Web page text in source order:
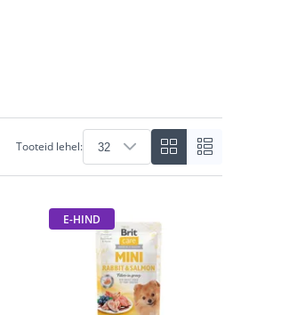
Tooteid lehel:
E-HIND